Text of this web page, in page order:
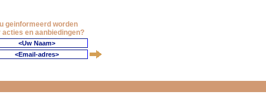
geinformeerd worden
acties en aanbiedingen?